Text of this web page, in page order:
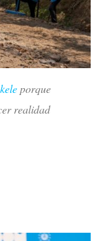
porque
realidad